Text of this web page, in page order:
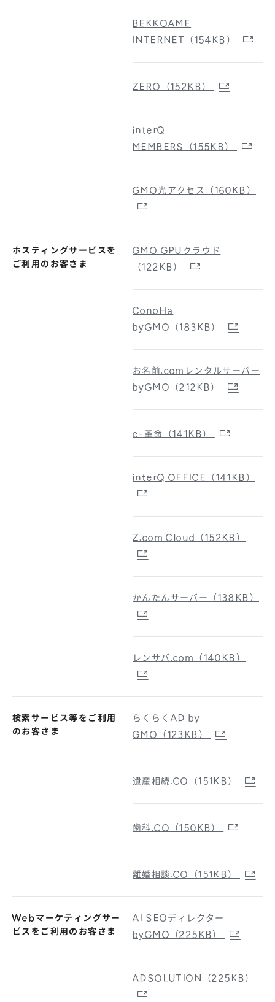
BEKKOAME
INTERNET（154KB）
ZERO（152KB）
interQ
MEMBERS（155KB）
GMO光アクセス（160KB）
ホスティングサービスを
ご利用のお客さま
GMO GPUクラウド
（122KB）
ConoHa
byGMO（183KB）
お名前.comレンタルサーバー
byGMO（212KB）
e-革命（141KB）
interQ OFFICE（141KB）
Z.com Cloud（152KB）
かんたんサーバー（138KB）
レンサバ.com（140KB）
検索サービス等をご利用
のお客さま
らくらくAD by
GMO（123KB）
遺産相続.CO（151KB）
歯科.CO（150KB）
離婚相談.CO（151KB）
Webマーケティングサー
ビスをご利用のお客さま
AI SEOディレクター
byGMO（225KB）
ADSOLUTION（225KB）